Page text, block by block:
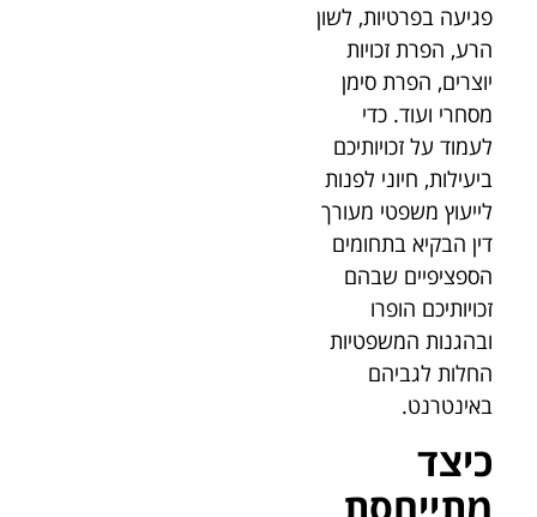
פגיעה בפרטיות, לשון
הרע, הפרת זכויות
יוצרים, הפרת סימן
מסחרי ועוד. כדי
לעמוד על זכויותיכם
ביעילות, חיוני לפנות
לייעוץ משפטי מעורך
דין הבקיא בתחומים
הספציפיים שבהם
זכויותיכם הופרו
ובהגנות המשפטיות
החלות לגביהם
באינטרנט.
כיצד